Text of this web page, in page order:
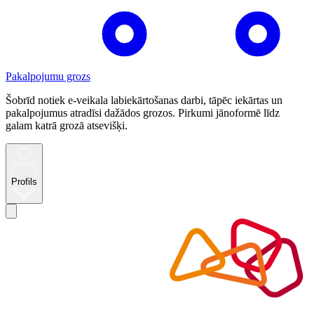
Pakalpojumu grozs
Šobrīd notiek e-veikala labiekārtošanas darbi, tāpēc iekārtas un
pakalpojumus atradīsi dažādos grozos. Pirkumi jānoformē līdz
galam katrā grozā atsevišķi.
Profils